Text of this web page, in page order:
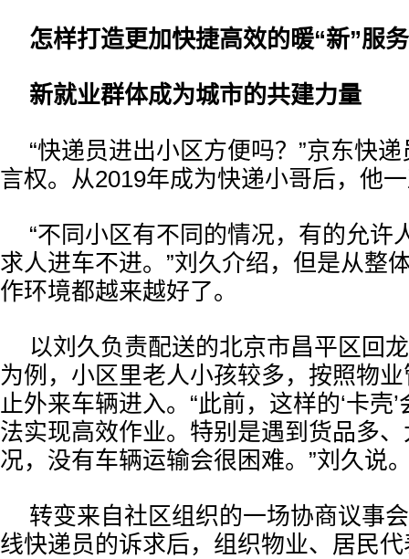
怎样打造更加快捷高效的暖“新”服
新就业群体成为城市的共建力量
“快递员进出小区方便吗？”京东快
言权。从2019年成为快递小哥后，他
“不同小区有不同的情况，有的允许
求人进车不进。”刘久介绍，但是从整
作环境都越来越好了。
以刘久负责配送的北京市昌平区回
为例，小区里老人小孩较多，按照物
止外来车辆进入。“此前，这样的‘卡壳
法实现高效作业。特别是遇到货品多
况，没有车辆运输会很困难。”刘久说
转变来自社区组织的一场协商议事
线快递员的诉求后，组织物业、居民